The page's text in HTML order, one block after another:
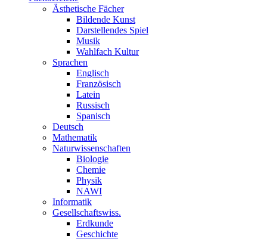
Ästhetische Fächer
Bildende Kunst
Darstellendes Spiel
Musik
Wahlfach Kultur
Sprachen
Englisch
Französisch
Latein
Russisch
Spanisch
Deutsch
Mathematik
Naturwissenschaften
Biologie
Chemie
Physik
NAWI
Informatik
Gesellschaftswiss.
Erdkunde
Geschichte